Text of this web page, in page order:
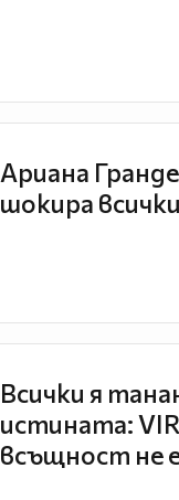
Ариана
шокира
Всички я
истината:
всъщност не